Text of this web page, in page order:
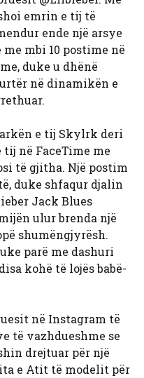
emrin e tij të
ende një arsye
mbi 10 postime në
duke u dhënë
në dinamikën e
e tij Skylrk deri
në FaceTime me
të gjitha. Një postim
duke shfaqur djalin
Jack Blues
ulur brenda një
shumëngjyrësh.
parë me dashuri
kohë të lojës babë-
në Instagram të
të vazhdueshme se
drejtuar për një
e Atit të modelit për